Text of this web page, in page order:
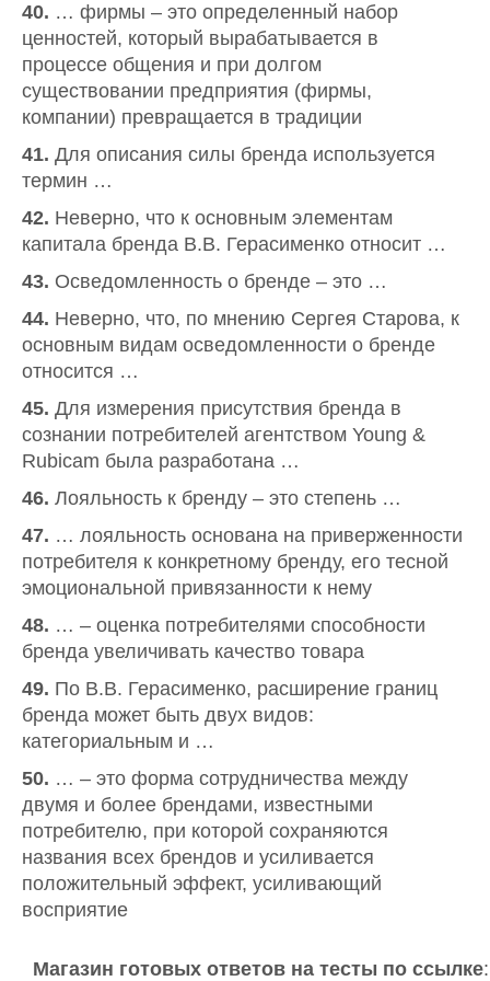
40. … фирмы – это определенный набор
ценностей, который вырабатывается в
процессе общения и при долгом
существовании предприятия (фирмы,
компании) превращается в традиции
41. Для описания силы бренда используется
термин …
42. Неверно, что к основным элементам
капитала бренда В.В. Герасименко относит …
43. Осведомленность о бренде – это …
44. Неверно, что, по мнению Сергея Старова, к
основным видам осведомленности о бренде
относится …
45. Для измерения присутствия бренда в
сознании потребителей агентством Young &
Rubicam была разработана …
46. Лояльность к бренду – это степень …
47. … лояльность основана на приверженности
потребителя к конкретному бренду, его тесной
эмоциональной привязанности к нему
48. … – оценка потребителями способности
бренда увеличивать качество товара
49. По В.В. Герасименко, расширение границ
бренда может быть двух видов:
категориальным и …
50. … – это форма сотрудничества между
двумя и более брендами, известными
потребителю, при которой сохраняются
названия всех брендов и усиливается
положительный эффект, усиливающий
восприятие
Магазин готовых ответов на тесты по ссылке